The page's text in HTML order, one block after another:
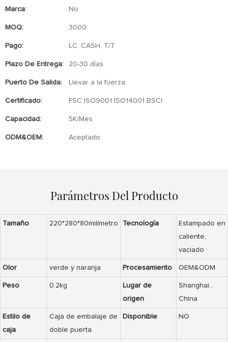
Marca: No
MOQ: 3000
Pago: LC, CASH, T/T
Plazo De Entrega: 20-30 días
Puerto De Salida: Llevar a la fuerza
Certificado: FSC ISO9001 ISO14001 BSCI
Capacidad: 5K/Mes
ODM&OEM: Aceptado
Parámetros Del Producto
Tamaño 220*280*80milímetro Tecnología
Estampado en
caliente,
vaciado
Olor verde y naranja Procesamiento OEM&ODM
Peso 0.2kg
Lugar de
origen
Shanghai...
China
Estilo de
caja
Caja de embalaje de
doble puerta.
Disponible NO